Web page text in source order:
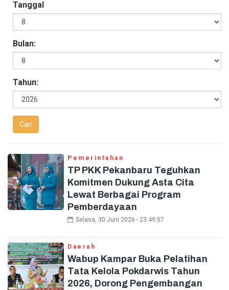
Tanggal
Bulan:
Tahun:
Pemerintahan
TP PKK Pekanbaru Teguhkan
Komitmen Dukung Asta Cita
Lewat Berbagai Program
Pemberdayaan
Selasa, 30 Juni 2026 - 23:49:57
Daerah
Wabup Kampar Buka Pelatihan
Tata Kelola Pokdarwis Tahun
2026, Dorong Pengembangan